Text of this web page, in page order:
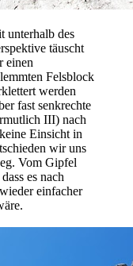
unterhalb des
täuscht
einen
Felsblock
werden
fast senkrechte
III) nach
Einsicht in
wir uns
Vom Gipfel
es nach
wieder einfacher